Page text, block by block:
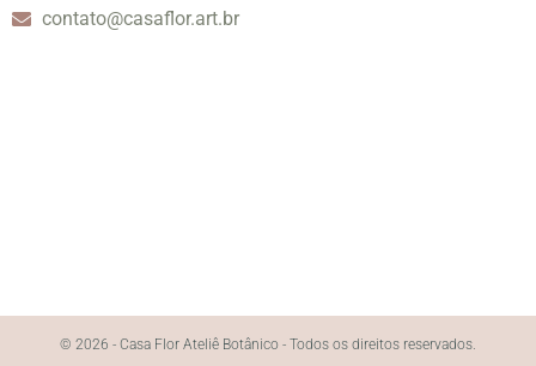
contato@casaflor.art.br
© 2026 - Casa Flor Ateliê Botânico - Todos os direitos reservados.